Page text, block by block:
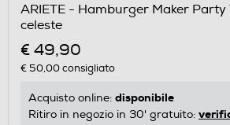
ARIETE - Hamburger Maker
celeste
€ 49,90
€ 50,00consigliato
Acquisto online: disponibile
Ritiro in negozio in 30' gratuito: